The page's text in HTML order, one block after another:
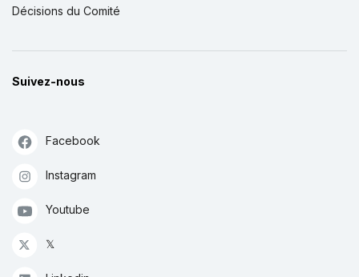
Décisions du Comité
Suivez-nous
Facebook
Instagram
Youtube
𝕏